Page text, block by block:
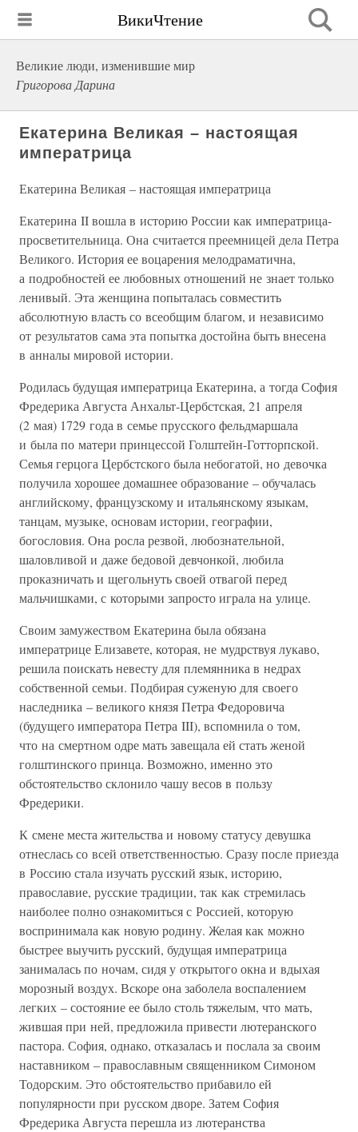
ВикиЧтение
Великие люди, изменившие мир
Григорова Дарина
Екатерина Великая – настоящая
императрица
Екатерина Великая – настоящая императрица
Екатерина II вошла в историю России как императрица-
просветительница. Она считается преемницей дела Петра
Великого. История ее воцарения мелодраматична,
а подробностей ее любовных отношений не знает только
ленивый. Эта женщина попыталась совместить
абсолютную власть со всеобщим благом, и независимо
от результатов сама эта попытка достойна быть внесена
в анналы мировой истории.
Родилась будущая императрица Екатерина, а тогда София
Фредерика Августа Анхальт-Цербстская, 21 апреля
(2 мая) 1729 года в семье прусского фельдмаршала
и была по матери принцессой Голштейн-Готторпской.
Семья герцога Цербстского была небогатой, но девочка
получила хорошее домашнее образование – обучалась
английскому, французскому и итальянскому языкам,
танцам, музыке, основам истории, географии,
богословия. Она росла резвой, любознательной,
шаловливой и даже бедовой девчонкой, любила
проказничать и щегольнуть своей отвагой перед
мальчишками, с которыми запросто играла на улице.
Своим замужеством Екатерина была обязана
императрице Елизавете, которая, не мудрствуя лукаво,
решила поискать невесту для племянника в недрах
собственной семьи. Подбирая суженую для своего
наследника – великого князя Петра Федоровича
(будущего императора Петра III), вспомнила о том,
что на смертном одре мать завещала ей стать женой
голштинского принца. Возможно, именно это
обстоятельство склонило чашу весов в пользу
Фредерики.
К смене места жительства и новому статусу девушка
отнеслась со всей ответственностью. Сразу после приезда
в Россию стала изучать русский язык, историю,
православие, русские традиции, так как стремилась
наиболее полно ознакомиться с Россией, которую
воспринимала как новую родину. Желая как можно
быстрее выучить русский, будущая императрица
занималась по ночам, сидя у открытого окна и вдыхая
морозный воздух. Вскоре она заболела воспалением
легких – состояние ее было столь тяжелым, что мать,
жившая при ней, предложила привести лютеранского
пастора. София, однако, отказалась и послала за своим
наставником – православным священником Симоном
Тодорским. Это обстоятельство прибавило ей
популярности при русском дворе. Затем София
Фредерика Августа перешла из лютеранства